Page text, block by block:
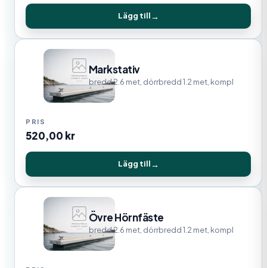
Lägg till
Markstativ
bredd 2.6 met, dörrbredd 1.2 met, kompl
520,00 kr
Lägg till
Övre Hörnfäste
bredd 2.6 met, dörrbredd 1.2 met, kompl